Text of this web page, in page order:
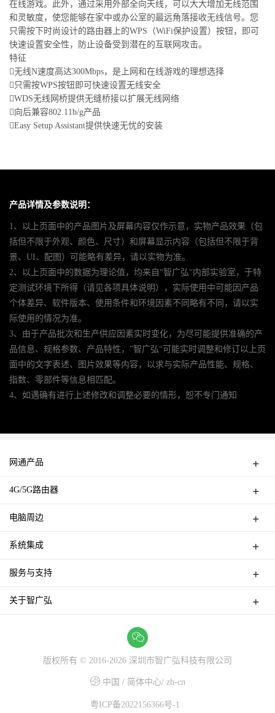
在线游戏。此外，通过采用外部全向天线，可以大大增加无线范围
和灵敏度，使您能够在家中或办公室的最远角落接收无线信号。您
只需按下时尚设计的路由器上的WPS（WiFi保护设置）按钮，即可
快速设置安全性，防止设备受到潜在的互联网攻击。
特征
无线N速度高达300Mbps，是上网和在线游戏的理想选择
只需按WPS按钮即可快速设置无线安全
WDS无线网桥提供无缝桥接以扩展无线网络
向后兼容802.11b/g产品
Easy Setup Assistant提供快速无忧的安装
产品详情及参数说明：
1、以上页面中的产品图片及屏幕内容仅作示意，实物产品效果（包
括但不限于外观、颜色、尺寸）和屏幕显示内容（包括但不限于背
景、UI、配图）可能略有差异，请以实物为准。
2、以上页面中的数据为理论值，均来自“智广弘“内部实验室，于特
定测试环境下所得（请见各项具体说明），实际使用中可能因产品
个体差异、软件版本、使用条件和环境因素不同略有不同，请以实
际使用的情况为准。
3、由于产品批次和生产供应因素实时变化，为尽可能提供准确的产
品信息、规格参数、产品特性，”智广弘“可能实时调整和修订以上页
面中的文字表述、图片效果等内容，以求与实际产品性能、规格、
指数、零部件等信息相匹配。
4、如遇确有进行上述修改和调整必要的情形，恕不专门通知
网通产品
无线路由器
无线AP
无线网卡
4G/5G路由器
4G/5G便携式MIFI
4G天线
电脑周边
HUB集线器
多功能转换器
视频转换器
系统集成
家用无线网络覆盖集成
服务与支持
产品服务
关于智广弘
版权所有 © 2016-2026 深圳市智广弘科技有限公司
中国 / 简体中心/ zh-cn
粤ICP备2022156366号-1